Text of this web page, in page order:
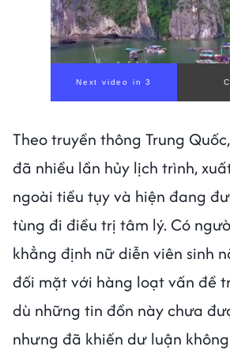
Theo truyền thông Trung
đã nhiều lần hủy lịch trình,
ngoài tiều tụy và hiện đang
tùng đi điều trị tâm lý. Có
khẳng định nữ diễn viên sinh
đối mặt với hàng loạt vấn đề
dù những tin đồn này chưa
nhưng đã khiến dư luận